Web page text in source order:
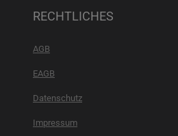
RECHTLICHES
AGB
EAGB
Datenschutz
Impressum